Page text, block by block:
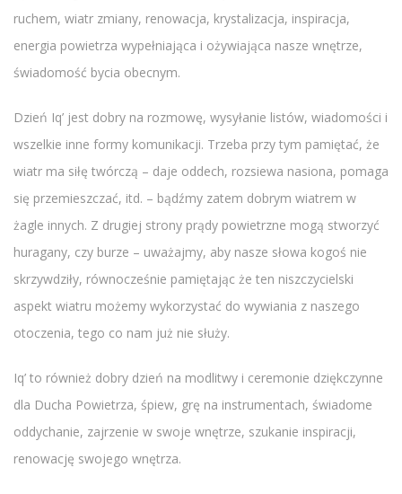
ruchem, wiatr zmiany, renowacja, krystalizacja, inspiracja,
energia powietrza wypełniająca i ożywiająca nasze wnętrze,
świadomość bycia obecnym.
Dzień Iq’ jest dobry na rozmowę, wysyłanie listów, wiadomości i
wszelkie inne formy komunikacji. Trzeba przy tym pamiętać, że
wiatr ma siłę twórczą – daje oddech, rozsiewa nasiona, pomaga
się przemieszczać, itd. – bądźmy zatem dobrym wiatrem w
żagle innych. Z drugiej strony prądy powietrzne mogą stworzyć
huragany, czy burze – uważajmy, aby nasze słowa kogoś nie
skrzywdziły, równocześnie pamiętając że ten niszczycielski
aspekt wiatru możemy wykorzystać do wywiania z naszego
otoczenia, tego co nam już nie służy.
Iq’ to również dobry dzień na modlitwy i ceremonie dziękczynne
dla Ducha Powietrza, śpiew, grę na instrumentach, świadome
oddychanie, zajrzenie w swoje wnętrze, szukanie inspiracji,
renowację swojego wnętrza.